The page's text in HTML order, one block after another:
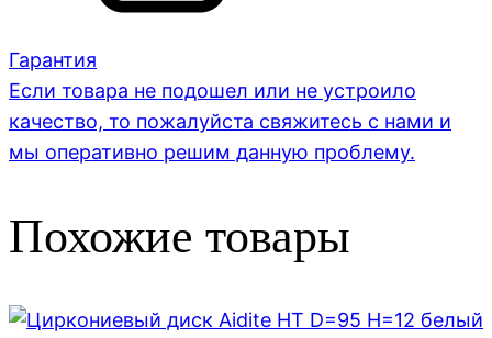
Гарантия
Если товара не подошел или не устроило
качество, то пожалуйста свяжитесь с нами и
мы оперативно решим данную проблему.
Похожие товары